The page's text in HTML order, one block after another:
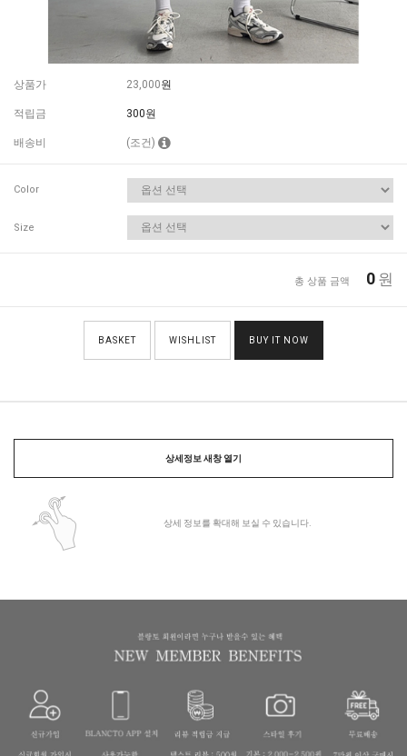
상품가 23,000원
적립금 300원
배송비 (조건)
Color
Size
총 상품 금액 0 원
BASKET WISHLIST BUY IT NOW
상세정보 새창 열기
상세 정보를 확대해 보실 수 있습니다.